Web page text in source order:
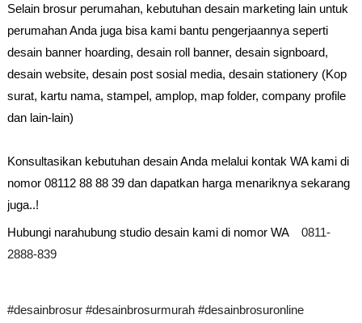
Selain brosur perumahan, kebutuhan desain marketing lain untuk
perumahan Anda juga bisa kami bantu pengerjaannya seperti
desain banner hoarding, desain roll banner, desain signboard,
desain website, desain post sosial media, desain stationery (Kop
surat, kartu nama, stampel, amplop, map folder, company profile
dan lain-lain)
Konsultasikan kebutuhan desain Anda melalui kontak WA kami di
nomor 08112 88 88 39 dan dapatkan harga menariknya sekarang
juga..!
Hubungi narahubung studio desain kami di nomor WA
0811-
2888-839
#desainbrosur #desainbrosurmurah #desainbrosuronline